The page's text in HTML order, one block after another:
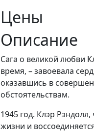
Цены
Описание
Сага о великой любви
время, – завоевала
оказавшись в
обстоятельствам.
1945 год. Клэр
жизни и